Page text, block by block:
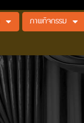
ภาพกิจกรรม